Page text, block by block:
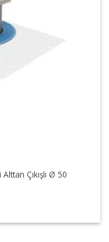
Çıkışlı Ø 50